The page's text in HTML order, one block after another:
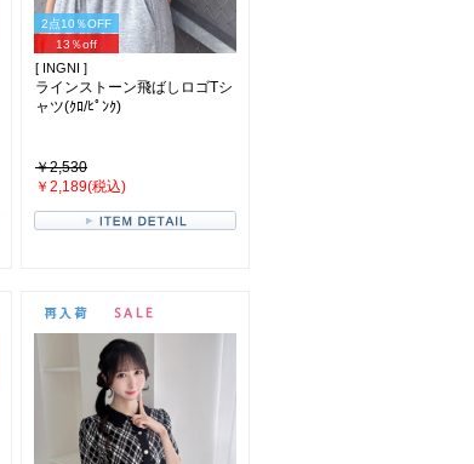
2点10％OFF
13％off
[ INGNI ]
ラインストーン飛ばしロゴTシ
ャツ(ｸﾛ/ﾋﾟﾝｸ)
￥2,530
￥2,189(税込)